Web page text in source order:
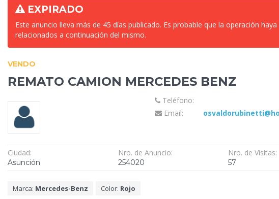
EXPIRADO
Este anuncio lleva más de 45 días publicado. Es probable que la operación
relacionados a continuación del mismo.
VENDO
REMATO CAMION MERCEDES BENZ
Teléfono:
Email:
Ciudad:
Asunción
Nro. de Anuncio:
254020
Nro. de Visitas:
57
Marca: Mercedes-Benz Color: Rojo